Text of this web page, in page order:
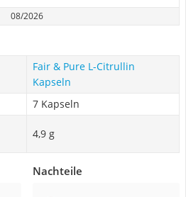
08/2026
Fair & Pure L-Citrullin
Kapseln
7 Kapseln
4,9 g
Nachteile